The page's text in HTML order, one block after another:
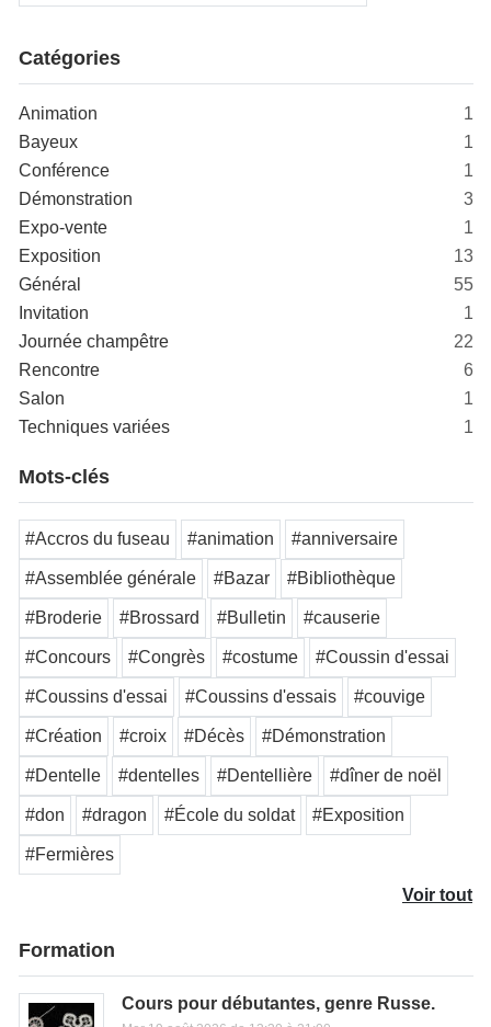
Catégories
Animation
1
Bayeux
1
Conférence
1
Démonstration
3
Expo-vente
1
Exposition
13
Général
55
Invitation
1
Journée champêtre
22
Rencontre
6
Salon
1
Techniques variées
1
Mots-clés
#Accros du fuseau #animation #anniversaire
#Assemblée générale #Bazar #Bibliothèque
#Broderie #Brossard #Bulletin #causerie
#Concours #Congrès #costume #Coussin d'essai
#Coussins d'essai #Coussins d'essais #couvige
#Création #croix #Décès #Démonstration
#Dentelle #dentelles #Dentellière #dîner de noël
#don #dragon #École du soldat #Exposition
#Fermières
Voir tout
Formation
Cours pour débutantes, genre Russe.